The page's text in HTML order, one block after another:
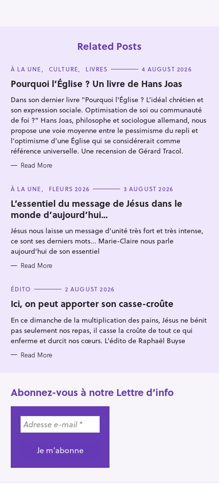
Related Posts
C
T
E
O
I
E
S
À LA UNE CULTURE LIVRES 4 AUGUST 2026
Pourquoi l’Église ? Un livre de Hans Joas
Dans son dernier livre "Pourquoi l'Église ? L’idéal chrétien et
son expression sociale. Optimisation de soi ou communauté
de foi ?" Hans Joas, philosophe et sociologue allemand, nous
propose une voie moyenne entre le pessimisme du repli et
l’optimisme d’une Église qui se considérerait comme
référence universelle. Une recension de Gérard Tracol.
Read More
C
T
E
G
O
R
I
E
S
À LA UNE FLEURS 2026 3 AUGUST 2026
L’essentiel du message de Jésus dans le
monde d’aujourd’hui…
Jésus nous laisse un message d’unité très fort et très intense,
ce sont ses derniers mots... Marie-Claire nous parle
aujourd'hui de son essentiel
Read More
C
T
E
O
I
E
S
ÉDITO 2 AUGUST 2026
Ici, on peut apporter son casse-croûte
En ce dimanche de la multiplication des pains, Jésus ne bénit
pas seulement nos repas, il casse la croûte de tout ce qui
enferme et durcit nos cœurs. L'édito de Raphaël Buyse
Read More
Abonnez-vous à notre Lettre d’info